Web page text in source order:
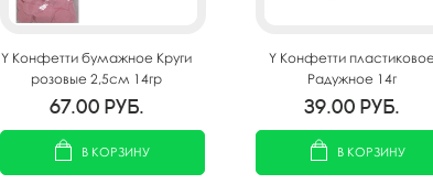
Y Конфетти бумажное Круги
розовые 2,5см 14гр
67.00 руб.
В КОРЗИНУ
Y Конфетти
Радужное 14г
39.00 руб.
В КОРЗИНУ